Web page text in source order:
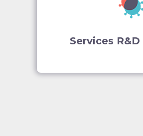
Services R&D